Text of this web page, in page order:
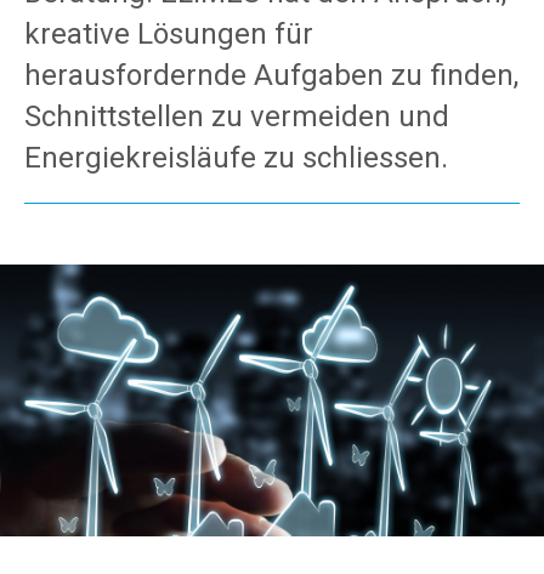
kreative Lösungen für
herausfordernde Aufgaben zu finden,
Schnittstellen zu vermeiden und
Energiekreisläufe zu schliessen.